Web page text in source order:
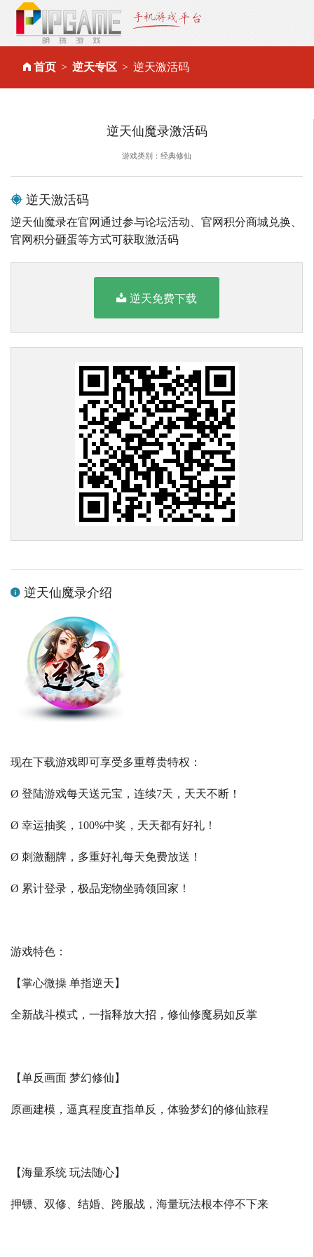
首页 逆天专区 逆天激活码
逆天仙魔录激活码
游戏类别：经典修仙
逆天激活码
逆天仙魔录在官网通过参与论坛活动、官网积分商城兑换、
官网积分砸蛋等方式可获取激活码
逆天免费下载
逆天仙魔录介绍
现在下载游戏即可享受多重尊贵特权：
Ø 登陆游戏每天送元宝，连续7天，天天不断！
Ø 幸运抽奖，100%中奖，天天都有好礼！
Ø 刺激翻牌，多重好礼每天免费放送！
Ø 累计登录，极品宠物坐骑领回家！
游戏特色：
【掌心微操 单指逆天】
全新战斗模式，一指释放大招，修仙修魔易如反掌
【单反画面 梦幻修仙】
原画建模，逼真程度直指单反，体验梦幻的修仙旅程
【海量系统 玩法随心】
押镖、双修、结婚、跨服战，海量玩法根本停不下来